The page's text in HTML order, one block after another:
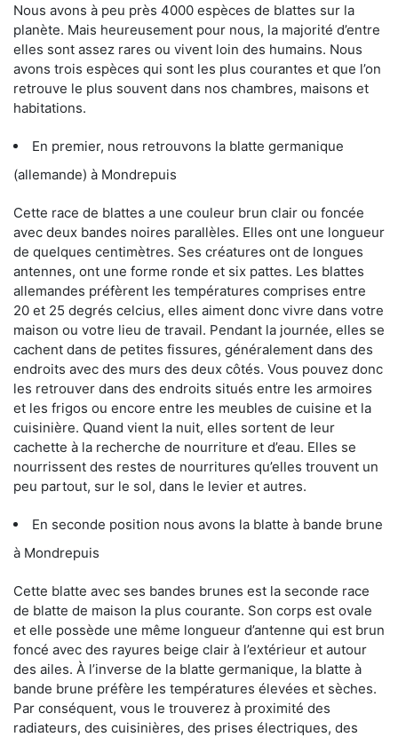
Nous avons à peu près 4000 espèces de blattes sur la
planète. Mais heureusement pour nous, la majorité d’entre
elles sont assez rares ou vivent loin des humains. Nous
avons trois espèces qui sont les plus courantes et que l’on
retrouve le plus souvent dans nos chambres, maisons et
habitations.
En premier, nous retrouvons la blatte germanique
(allemande) à Mondrepuis
Cette race de blattes a une couleur brun clair ou foncée
avec deux bandes noires parallèles. Elles ont une longueur
de quelques centimètres. Ses créatures ont de longues
antennes, ont une forme ronde et six pattes. Les blattes
allemandes préfèrent les températures comprises entre
20 et 25 degrés celcius, elles aiment donc vivre dans votre
maison ou votre lieu de travail. Pendant la journée, elles se
cachent dans de petites fissures, généralement dans des
endroits avec des murs des deux côtés. Vous pouvez donc
les retrouver dans des endroits situés entre les armoires
et les frigos ou encore entre les meubles de cuisine et la
cuisinière. Quand vient la nuit, elles sortent de leur
cachette à la recherche de nourriture et d’eau. Elles se
nourrissent des restes de nourritures qu’elles trouvent un
peu partout, sur le sol, dans le levier et autres.
En seconde position nous avons la blatte à bande brune
à Mondrepuis
Cette blatte avec ses bandes brunes est la seconde race
de blatte de maison la plus courante. Son corps est ovale
et elle possède une même longueur d’antenne qui est brun
foncé avec des rayures beige clair à l’extérieur et autour
des ailes. À l’inverse de la blatte germanique, la blatte à
bande brune préfère les températures élevées et sèches.
Par conséquent, vous le trouverez à proximité des
radiateurs, des cuisinières, des prises électriques, des